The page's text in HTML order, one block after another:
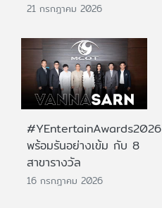
21 กรกฎาคม 2026
#YEntertainAwards2026
พร้อมรันอย่างเข้ม กับ 8
สาขารางวัล
16 กรกฎาคม 2026